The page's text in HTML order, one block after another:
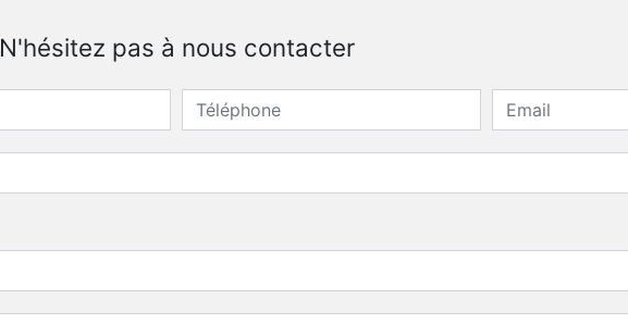
N'hésitez pas à nous contacter